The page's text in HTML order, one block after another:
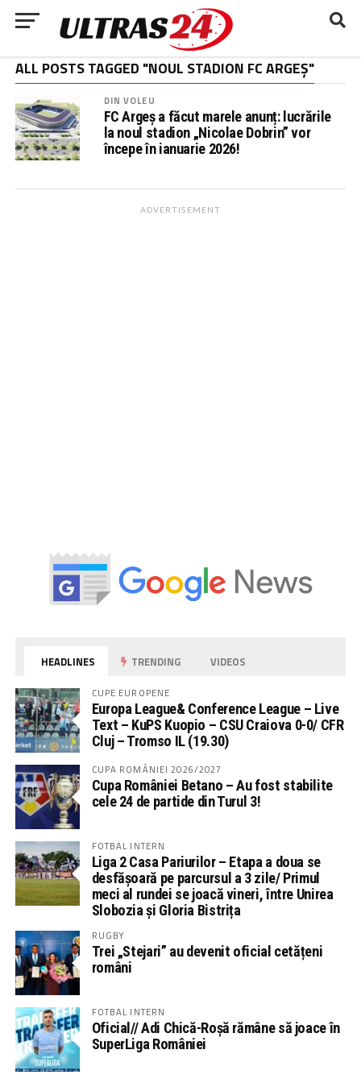
ALL POSTS TAGGED "NOUL STADION FC ARGEȘ"
DIN VOLEU
FC Argeș a făcut marele anunț: lucrările
la noul stadion „Nicolae Dobrin” vor
începe în ianuarie 2026!
ADVERTISEMENT
HEADLINES TRENDING VIDEOS
CUPE EUROPENE
Europa League& Conference League – Live
Text – KuPS Kuopio – CSU Craiova 0-0/ CFR
Cluj – Tromso IL (19.30)
CUPA ROMÂNIEI 2026/2027
Cupa României Betano – Au fost stabilite
cele 24 de partide din Turul 3!
FOTBAL INTERN
Liga 2 Casa Pariurilor – Etapa a doua se
desfășoară pe parcursul a 3 zile/ Primul
meci al rundei se joacă vineri, între Unirea
Slobozia și Gloria Bistrița
RUGBY
Trei „Stejari” au devenit oficial cetățeni
români
FOTBAL INTERN
Oficial// Adi Chică-Roșă rămâne să joace în
SuperLiga României